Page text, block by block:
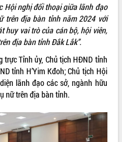
Hội nghị đối thoại giữa lãnh đạo
trên địa bàn tỉnh năm 2024 với
huy vai trò của cán bộ, hội viên,
địa bàn tỉnh Đắk Lắk”.
Tỉnh ủy, Chủ tịch HĐND tỉnh
tỉnh H’Yim Kđoh; Chủ tịch Hội
lãnh đạo các sở, ngành hữu
nữ trên địa bàn tỉnh.